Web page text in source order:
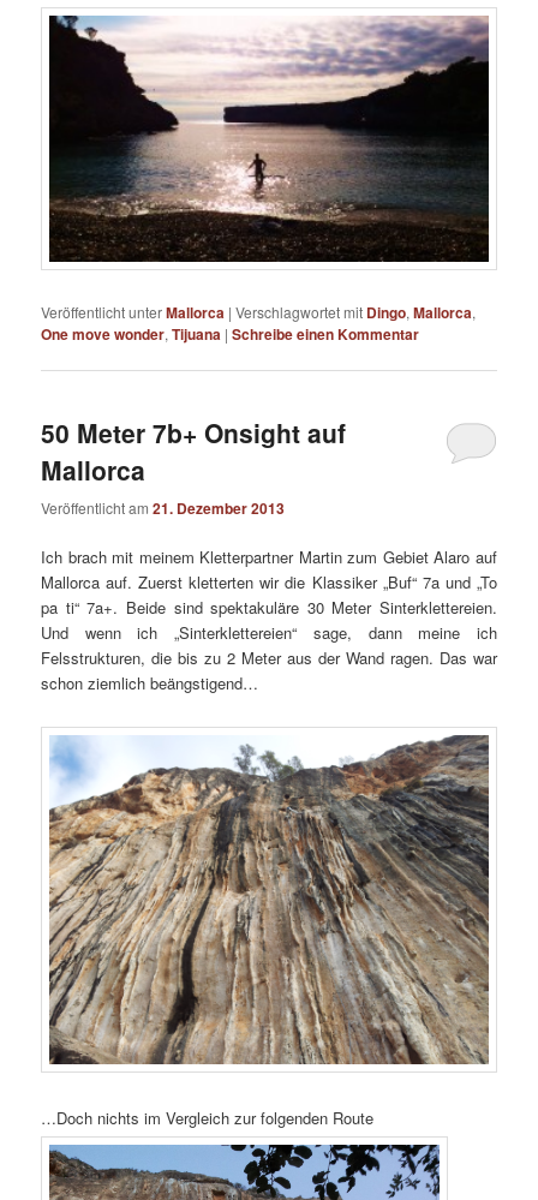
Veröffentlicht unterMallorca |Verschlagwortet mit Dingo,Mallorca,
One move wonder,Tijuana |Schreibe einen Kommentar
50 Meter 7b+ Onsight auf
Mallorca
Veröffentlicht am21. Dezember 2013
Ich brach mit meinem Kletterpartner Martin zum Gebiet Alaro auf
Mallorca auf. Zuerst kletterten wir die Klassiker „Buf“ 7a und „To
pa ti“ 7a+. Beide sind spektakuläre 30 Meter Sinterklettereien.
Und wenn ich „Sinterklettereien“ sage, dann meine ich
Felsstrukturen, die bis zu 2 Meter aus der Wand ragen. Das war
schon ziemlich beängstigend…
…Doch nichts im Vergleich zur folgenden Route